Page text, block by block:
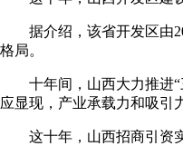
据介绍，该省开发区由
格局。
十年间，山西大力推进“三
应显现，产业承载力和吸引
这十年，山西招商引资实